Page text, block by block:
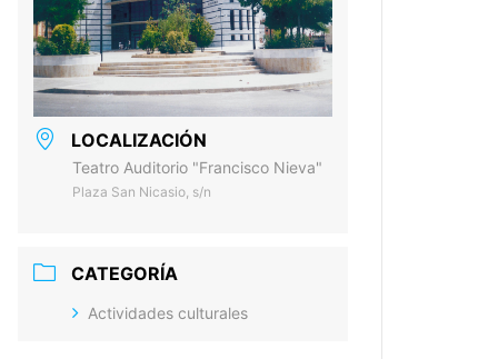
LOCALIZACIÓN
Teatro Auditorio "Francisco Nieva"
Plaza San Nicasio, s/n
CATEGORÍA
Actividades culturales